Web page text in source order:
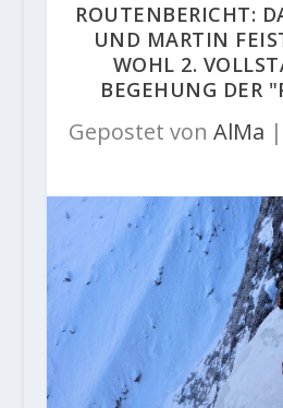
ROUTENBERICHT:
UND MARTIN
WOHL 2.
BEGEHUNG DER
Gepostet von AlMa |